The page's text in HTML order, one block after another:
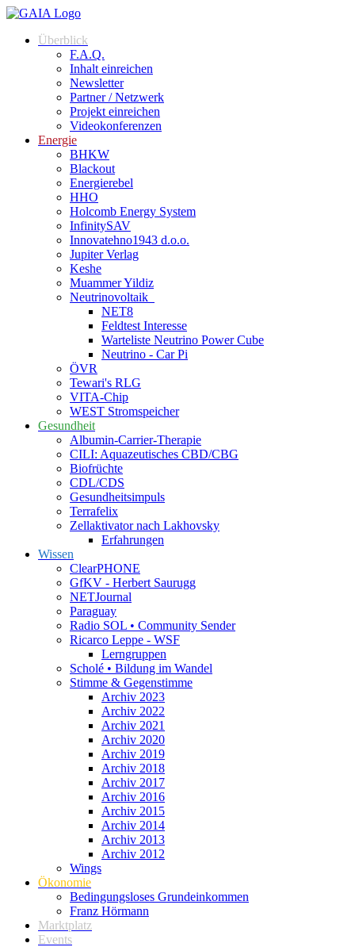
Überblick
F.A.Q.
Inhalt einreichen
Newsletter
Partner / Netzwerk
Projekt einreichen
Videokonferenzen
Energie
BHKW
Blackout
Energierebel
HHO
Holcomb Energy System
InfinitySAV
Innovatehno1943 d.o.o.
Jupiter Verlag
Keshe
Muammer Yildiz
Neutrinovoltaik
NET8
Feldtest Interesse
Warteliste Neutrino Power Cube
Neutrino - Car Pi
ÖVR
Tewari's RLG
VITA-Chip
WEST Stromspeicher
Gesundheit
Albumin-Carrier-Therapie
CILI: Aquazeutisches CBD/CBG
Biofrüchte
CDL/CDS
Gesundheitsimpuls
Terrafelix
Zellaktivator nach Lakhovsky
Erfahrungen
Wissen
ClearPHONE
GfKV - Herbert Saurugg
NETJournal
Paraguay
Radio SOL • Community Sender
Ricarco Leppe - WSF
Lerngruppen
Scholé • Bildung im Wandel
Stimme & Gegenstimme
Archiv 2023
Archiv 2022
Archiv 2021
Archiv 2020
Archiv 2019
Archiv 2018
Archiv 2017
Archiv 2016
Archiv 2015
Archiv 2014
Archiv 2013
Archiv 2012
Wings
Ökonomie
Bedingungsloses Grundeinkommen
Franz Hörmann
Marktplatz
Events